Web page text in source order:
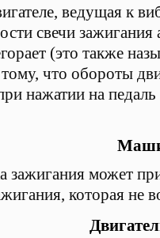
ведущая к
свечи
(это также
тому, что обороты
нажатии на
может
которая не